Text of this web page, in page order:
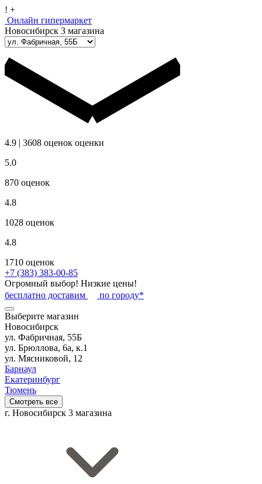
! +
Онлайн гипермаркет
Новосибирск 3 магазина
4.9 | 3608 оценок оценки
5.0
870 оценок
4.8
1028 оценок
4.8
1710 оценок
+7 (383) 383-00-85
Огромный выбор! Низкие цены!
бесплатно доставим
по городу*
Выберите магазин
Новосибирск
ул. Фабричная, 55Б
ул. Брюллова, 6а, к.1
ул. Мясниковой, 12
Барнаул
Екатеринбург
Тюмень
Смотреть все
г. Новосибирск 3 магазина